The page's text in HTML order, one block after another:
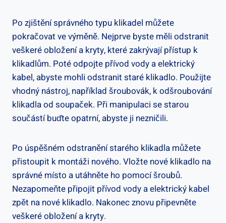
Po zjištění správného typu klikadel můžete
pokračovat ve výměně. Nejprve byste měli odstranit
veškeré obložení⁤ a kryty,‍ které zakrývají přístup k
klikadlům. Poté odpojte přívod vody‍ a elektrický
kabel, ‌abyste​ mohli odstranit staré klikadlo. Použijte
vhodný nástroj, například šroubovák, k odšroubování
klikadla od soupaček. Při manipulaci ​se starou
součástí buďte opatrní, abyste ​ji nezničili.
Po úspěšném odstranění starého klikadla můžete
přistoupit k montáži nového. Vložte nové klikadlo na
správné místo a utáhněte ho pomocí šroubů.
Nezapomeňte připojit přívod vody a elektrický kabel
zpět na nové klikadlo. Nakonec ⁢znovu připevněte
veškeré obložení a kryty.